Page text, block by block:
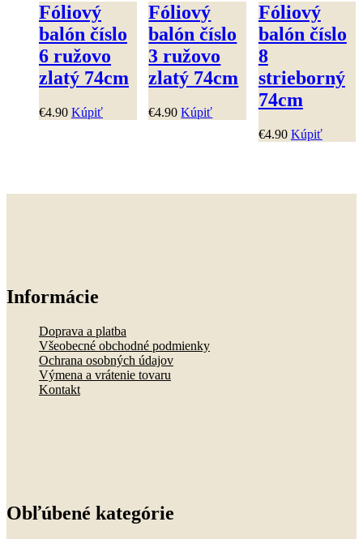
Fóliový
balón číslo
6 ružovo
zlatý 74cm
€4.90 Kúpiť
Fóliový
balón číslo
3 ružovo
zlatý 74cm
€4.90 Kúpiť
Fóliový
balón číslo
8
strieborný
74cm
€4.90 Kúpiť
Informácie
Doprava a platba
Všeobecné obchodné podmienky
Ochrana osobných údajov
Výmena a vrátenie tovaru
Kontakt
Obľúbené kategórie